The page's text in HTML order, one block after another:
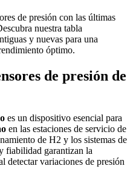
de presión con las últimas
nuestra tabla
y nuevas para una
óptimo.
de presión de
es un dispositivo esencial para
en las estaciones de servicio de
de H2 y los sistemas de
fiabilidad garantizan la
detectar variaciones de presión